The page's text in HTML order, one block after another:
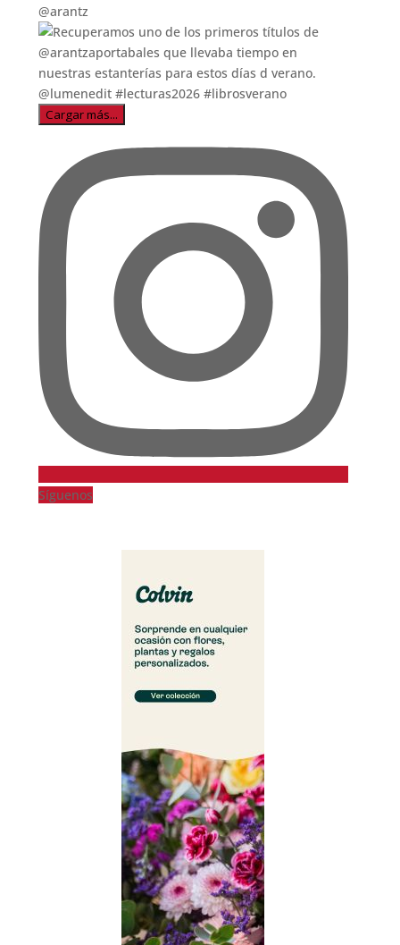
@arantz
Cargar más...
Síguenos